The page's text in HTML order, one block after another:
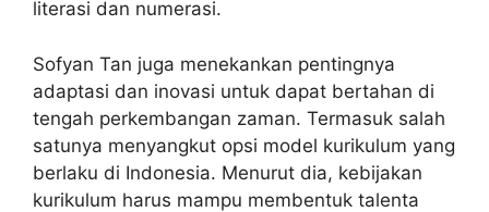
literasi dan numerasi.
Sofyan Tan juga menekankan pentingnya
adaptasi dan inovasi untuk dapat bertahan di
tengah perkembangan zaman. Termasuk salah
satunya menyangkut opsi model kurikulum yang
berlaku di Indonesia. Menurut dia, kebijakan
kurikulum harus mampu membentuk talenta